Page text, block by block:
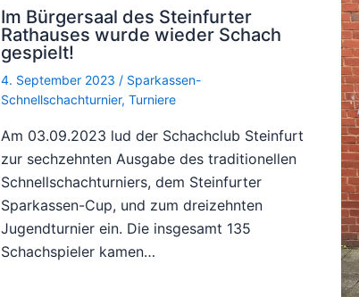
Im Bürgersaal des Steinfurter
Rathauses wurde wieder Schach
gespielt!
4. September 2023 / Sparkassen-
Schnellschachturnier, Turniere
Am 03.09.2023 lud der Schachclub Steinfurt
zur sechzehnten Ausgabe des traditionellen
Schnellschachturniers, dem Steinfurter
Sparkassen-Cup, und zum dreizehnten
Jugendturnier ein. Die insgesamt 135
Schachspieler kamen…